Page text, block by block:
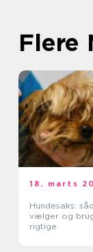
Flere
18. marts
Hundesaks:
vælger og
rigtige